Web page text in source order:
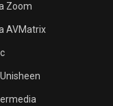
Zoom
AVMatrix